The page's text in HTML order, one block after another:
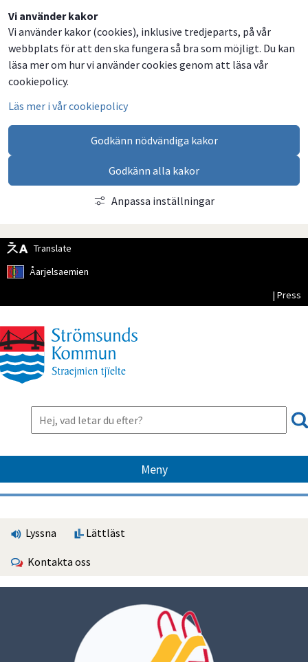
Vi använder kakor
Vi använder kakor (cookies), inklusive tredjeparts, på vår
webbplats för att den ska fungera så bra som möjligt. Du kan
läsa mer om hur vi använder cookies genom att läsa vår
cookiepolicy.
Läs mer i vår cookiepolicy
Godkänn nödvändiga kakor
Godkänn alla kakor
Anpassa inställningar
Translate
Åarjelsaemien
| Press
Meny
Lyssna Lättläst
Kontakta oss
Dela
på
Facebook
Dela
på
Twitter
Dela
på
LinkedIn
Dela
via
email